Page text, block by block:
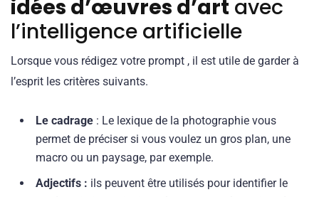
idées d’œuvres d’art avec
l’intelligence artificielle
Lorsque vous rédigez votre prompt , il est utile de garder à
l’esprit les critères suivants.
Le cadrage : Le lexique de la photographie vous
permet de préciser si vous voulez un gros plan, une
macro ou un paysage, par exemple.
Adjectifs : ils peuvent être utilisés pour identifier le